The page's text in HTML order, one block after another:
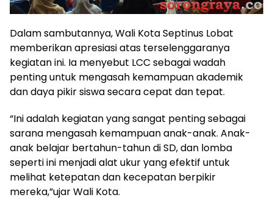
Dalam sambutannya, Wali Kota Septinus Lobat
memberikan apresiasi atas terselenggaranya
kegiatan ini. Ia menyebut LCC sebagai wadah
penting untuk mengasah kemampuan akademik
dan daya pikir siswa secara cepat dan tepat.
“Ini adalah kegiatan yang sangat penting sebagai
sarana mengasah kemampuan anak-anak. Anak-
anak belajar bertahun-tahun di SD, dan lomba
seperti ini menjadi alat ukur yang efektif untuk
melihat ketepatan dan kecepatan berpikir
mereka,”ujar Wali Kota.